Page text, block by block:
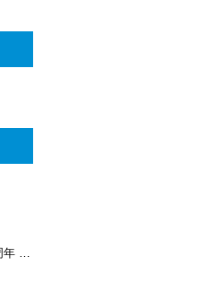
フォトリエキヨス｜創業100周年 “あなたらしさ”を写真に残すスタジオ